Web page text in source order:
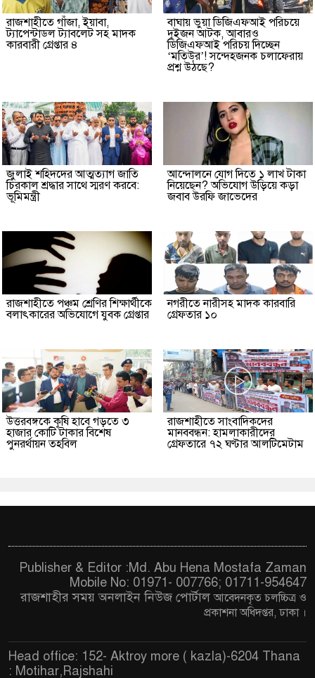
রাজশাহীতে গাঁজা, ইয়াবা,
ট্যাপেন্টাডল ট্যাবলেট সহ মাদক
কারবারী গ্রেপ্তার ৪
বাঘায় ভুয়া ডিজিএফআই পরিচয়ে
দুইজন আটক, আবারও
ডিজিএফআই পরিচয় দিচ্ছেন
‘মতিউর’! সন্দেহজনক চলাফেরায়
প্রশ্ন উঠছে?
জুলাই শহিদদের আত্মত্যাগ জাতি
চিরকাল শ্রদ্ধার সাথে স্মরণ করবে:
ভূমিমন্ত্রী
আন্দোলনে যোগ দিতে ১ লাখ টাকা
নিয়েছেন? অভিযোগ উড়িয়ে কড়া
জবাব উরফি জাভেদের
রাজশাহীতে পঞ্চম শ্রেণির শিক্ষার্থীকে
বলাৎকারের অভিযোগে যুবক গ্রেপ্তার
নগরীতে নারীসহ মাদক কারবারি
গ্রেফতার ১০
উত্তরবঙ্গকে কৃষি হাবে গড়তে ৩
হাজার কোটি টাকার বিশেষ
পুনরর্থায়ন তহবিল
রাজশাহীতে সাংবাদিকদের
মানববন্ধন: হামলাকারীদের
গ্রেফতারে ৭২ ঘণ্টার আলটিমেটাম
Publisher & Editor :Md. Abu Hena Mostafa Zaman
Mobile No: 01971- 007766; 01711-954647
রাজশাহীর সময় অনলাইন নিউজ পোর্টালআবেদনকৃত চলচ্চিত্র ও
প্রকাশনা অধিদপ্তর, ঢাকা ।
Head office: 152- Aktroy more ( kazla)-6204 Thana
: Motihar,Rajshahi